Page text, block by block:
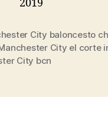
City baloncesto
City el corte
City bcn